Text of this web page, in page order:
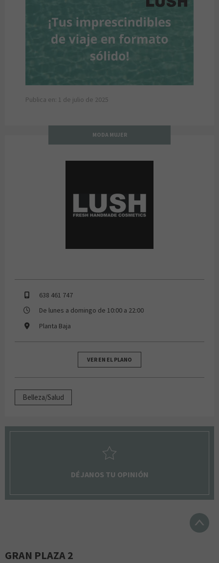
Publica en: 1 de julio de 2025
MODA MUJER
LUSH
638 461 747
De lunes a domingo de 10:00 a 22:00
Planta Baja
VER EN EL PLANO
Belleza/Salud
DÉJANOS TU OPINIÓN
GRAN PLAZA 2